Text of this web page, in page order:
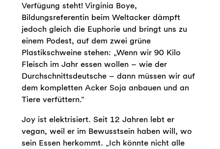
Verfügung steht! Virginia Boye,
Bildungsreferentin beim Weltacker dämpft
jedoch gleich die Euphorie und bringt uns zu
einem Podest, auf dem zwei grüne
Plastikschweine stehen: „Wenn wir 90 Kilo
Fleisch im Jahr essen wollen – wie der
Durchschnittsdeutsche – dann müssen wir auf
dem kompletten Acker Soja anbauen und an
Tiere verfüttern.“
Joy ist elektrisiert. Seit 12 Jahren lebt er
vegan, weil er im Bewusstsein haben will, wo
sein Essen herkommt. „Ich könnte nicht alle